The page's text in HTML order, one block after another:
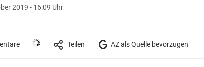
2019 - 16:09 Uhr
Teilen AZ als Quelle bevorzugen